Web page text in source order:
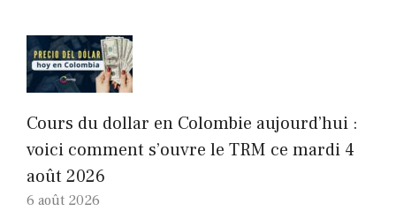
Cours du dollar en Colombie aujourd’hui :
voici comment s’ouvre le TRM ce mardi 4
août 2026
6 août 2026